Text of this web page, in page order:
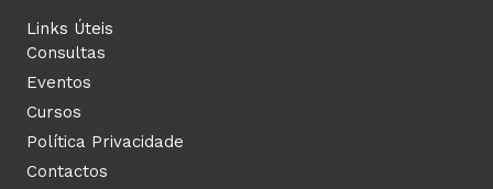
Links Úteis
Consultas
Eventos
Cursos
Política Privacidade
Contactos